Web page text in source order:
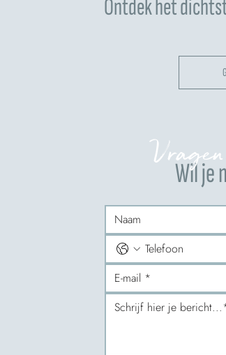
Ontdek het
Wil je